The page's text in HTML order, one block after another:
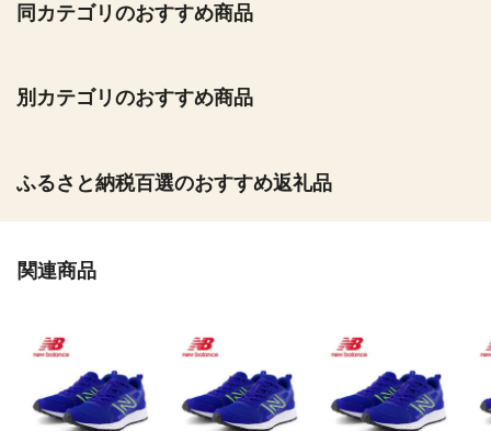
同カテゴリのおすすめ商品
別カテゴリのおすすめ商品
ふるさと納税百選のおすすめ返礼品
関連商品